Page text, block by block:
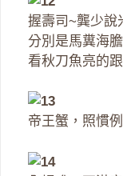
握壽司~龔少說
分別是馬糞海
看秋刀魚亮的
帝王蟹，照慣